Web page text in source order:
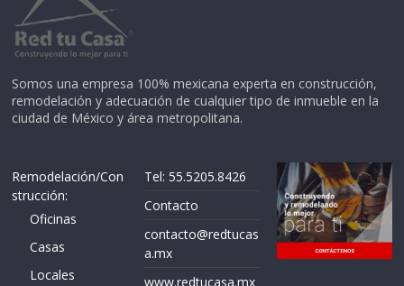
Somos una empresa 100% mexicana experta en construcción,
remodelación y adecuación de cualquier tipo de inmueble en la
ciudad de México y área metropolitana.
Remodelación/Con
strucción:
Oficinas
Casas
Locales
Tel: 55.5205.8426
Contacto
contacto@redtucas
a.mx
www.redtucasa.mx